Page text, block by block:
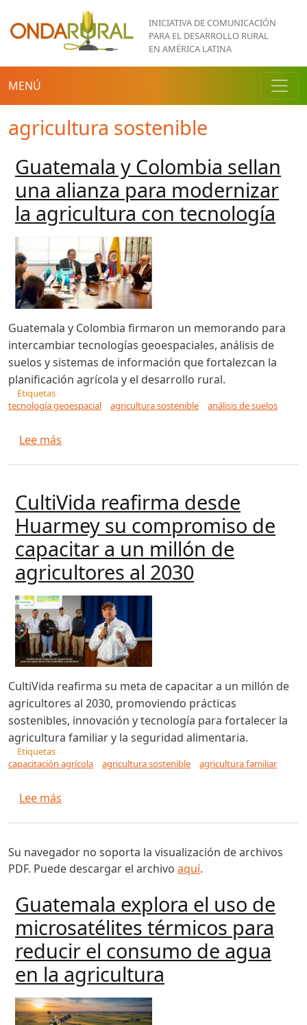
Pasar al contenido principal
INICIATIVA DE COMUNICACIÓN
PARA EL DESARROLLO RURAL
EN AMÉRICA LATINA
MENÚ
agricultura sostenible
Guatemala y Colombia sellan
una alianza para modernizar
la agricultura con tecnología
Guatemala y Colombia firmaron un memorando para
intercambiar tecnologías geoespaciales, análisis de
suelos y sistemas de información que fortalezcan la
planificación agrícola y el desarrollo rural.
Etiquetas
tecnología geoespacial
agricultura sostenible análisis de suelos
Lee más
CultiVida reafirma desde
Huarmey su compromiso de
capacitar a un millón de
agricultores al 2030
CultiVida reafirma su meta de capacitar a un millón de
agricultores al 2030, promoviendo prácticas
sostenibles, innovación y tecnología para fortalecer la
agricultura familiar y la seguridad alimentaria.
Etiquetas
capacitación agrícola
agricultura sostenible agricultura familiar
Lee más
Su navegador no soporta la visualización de archivos
PDF. Puede descargar el archivo aquí.
Guatemala explora el uso de
microsatélites térmicos para
reducir el consumo de agua
en la agricultura